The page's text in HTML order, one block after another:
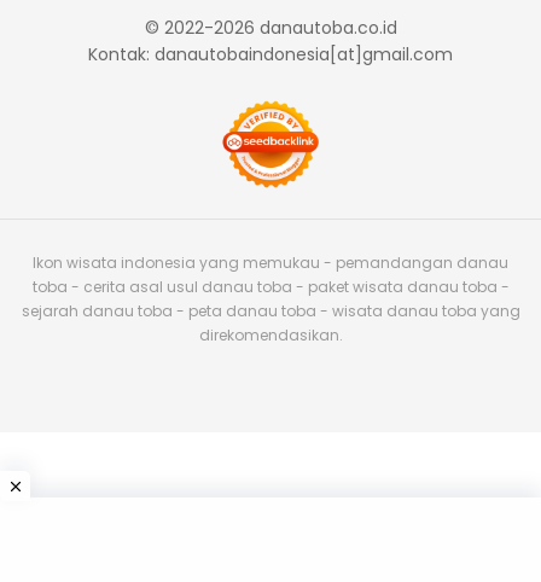
© 2022-2026 danautoba.co.id
Kontak: danautobaindonesia[at]gmail.com
Ikon wisata indonesia yang memukau - pemandangan danau
toba - cerita asal usul danau toba - paket wisata danau toba -
sejarah danau toba - peta danau toba - wisata danau toba yang
direkomendasikan.